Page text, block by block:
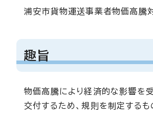
浦安市貨物運送事業者物価高騰
趣旨
物価高騰により経済的な影響を
交付するため、規則を制定するも